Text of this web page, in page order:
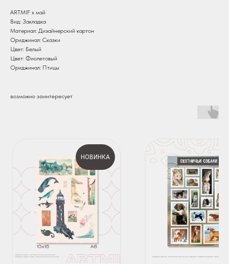
ARTMIF х май
Вид: Закладка
Материал: Дизайнерский картон
Ориджинал: Сказки
Цвет: Белый
Цвет: Фиолетовый
Ориджинал: Птицы
возможно заинтересует
НОВИНКА